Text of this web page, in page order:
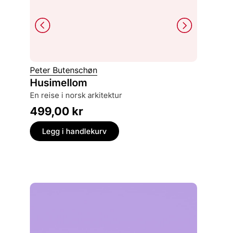
Peter Butenschøn
Husimellom
en reise i norsk arkitektur
499,00 kr
Legg i handlekurv